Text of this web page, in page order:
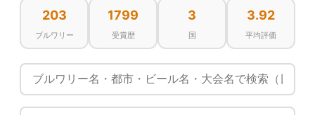
203
ブルワリー
1799
受賞歴
3
国
3.92
平均評価